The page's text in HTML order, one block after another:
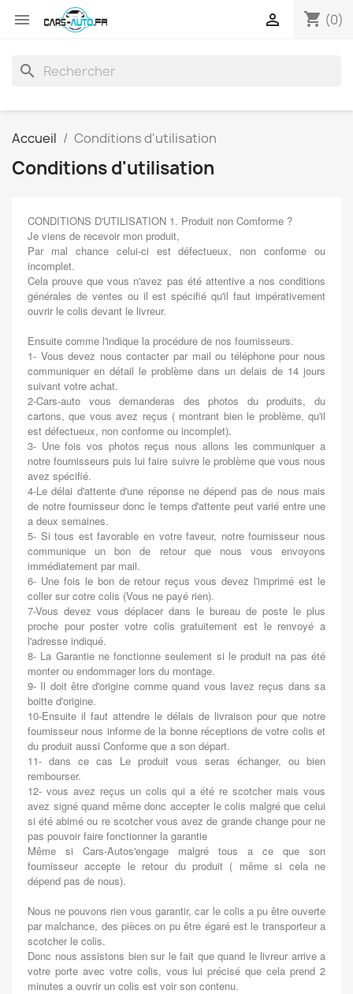
 shopping_cart (0)

search
Accueil Conditions d'utilisation
Conditions d'utilisation
CONDITIONS D'UTILISATION 1. Produit non Comforme ?
Je viens de recevoir mon produit,
Par mal chance celui-ci est défectueux, non conforme ou
incomplet.
Cela prouve que vous n'avez pas été attentive a nos conditions
générales de ventes ou il est spécifié qu'il faut impérativement
ouvrir le colis devant le livreur.
Ensuite comme l'indique la procédure de nos fournisseurs.
1- Vous devez nous contacter par mail ou téléphone pour nous
communiquer en détail le problème dans un delais de 14 jours
suivant votre achat.
2-Cars-auto vous demanderas des photos du produits, du
cartons, que vous avez reçus ( montrant bien le problème, qu'il
est défectueux, non conforme ou incomplet).
3- Une fois vos photos reçus nous allons les communiquer a
notre fournisseurs puis lui faire suivre le problème que vous nous
avez spécifié.
4-Le délai d'attente d'une réponse ne dépend pas de nous mais
de notre fournisseur donc le temps d'attente peut varié entre une
a deux semaines.
5- Si tous est favorable en votre faveur, notre fournisseur nous
communique un bon de retour que nous vous envoyons
immédiatement par mail.
6- Une fois le bon de retour reçus vous devez l'imprimé est le
coller sur cotre colis (Vous ne payé rien).
7-Vous devez vous déplacer dans le bureau de poste le plus
proche pour poster votre colis gratuitement est le renvoyé a
l'adresse indiqué.
8- La Garantie ne fonctionne seulement si le produit na pas été
monter ou endommager lors du montage.
9- Il doit être d'origine comme quand vous lavez reçus dans sa
boitte d'origine.
10-Ensuite il faut attendre le délais de livraison pour que notre
fournisseur nous informe de la bonne réceptions de votre colis et
du produit aussi Conforme que a son départ.
11- dans ce cas Le produit vous seras échanger, ou bien
rembourser.
12- vous avez reçus un colis qui a été re scotcher mais vous
avez signé quand même donc accepter le colis malgré que celui
si été abimé ou re scotcher vous avez de grande change pour ne
pas pouvoir faire fonctionner la garantie
Même si Cars-Autos'engage malgré tous a ce que son
fournisseur accepte le retour du produit ( même si cela ne
dépend pas de nous).
Nous ne pouvons rien vous garantir, car le colis a pu être ouverte
par malchance, des pièces on pu être égaré est le transporteur a
scotcher le colis.
Donc nous assistons bien sur le fait que quand le livreur arrive a
votre porte avec votre colis, vous lui précisé que cela prend 2
minutes a ouvrir un colis est voir son contenu.